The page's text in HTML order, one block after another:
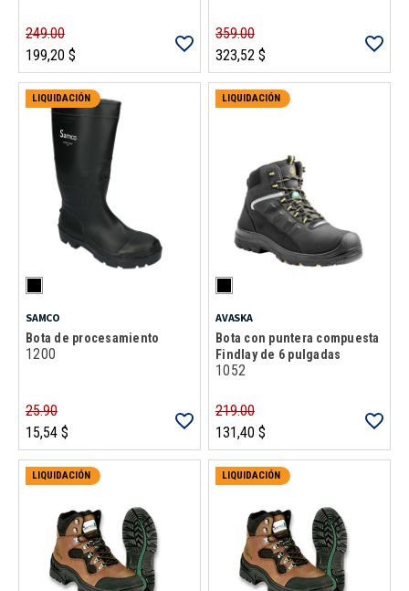
249.00
199,20 $
359.00
323,52 $
LIQUIDACIÓN
SAMCO
Bota de procesamiento
1200
25.90
15,54 $
LIQUIDACIÓN
AVASKA
Bota con puntera compuesta
Findlay de 6 pulgadas
1052
219.00
131,40 $
LIQUIDACIÓN LIQUIDACIÓN